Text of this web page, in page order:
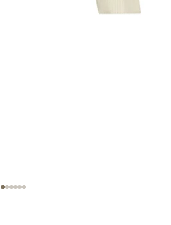
Naar artikel 1
Naar artikel 2
Naar artikel 3
Naar artikel 4
Naar artikel 5
Naar artikel 6